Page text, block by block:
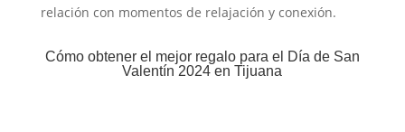
relación con momentos de relajación y conexión.
Cómo obtener el mejor regalo para el Día de San
Valentín 2024 en Tijuana